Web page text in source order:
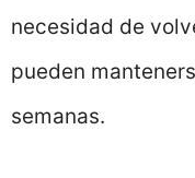
necesidad de
pueden
semanas.